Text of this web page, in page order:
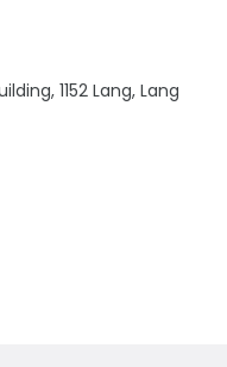
1152 Lang, Lang